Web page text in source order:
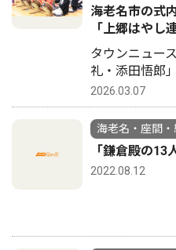
海老名市の式
「上郷はやし連
タウンニュー
礼・添田悟郎」
2026.03.07
海老名・座間・
「鎌倉殿の
2022.08.12